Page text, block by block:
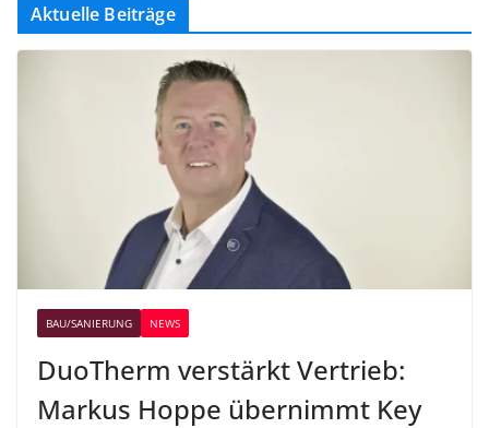
Aktuelle Beiträge
BAU/SANIERUNG NEWS
DuoTherm verstärkt Vertrieb:
Markus Hoppe übernimmt Key